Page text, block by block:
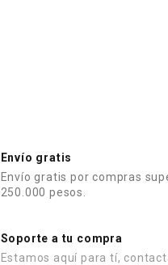
Envío gratis
Envío gratis por compras
250.000 pesos.
Soporte a tu compra
Estamos aquí para tí,